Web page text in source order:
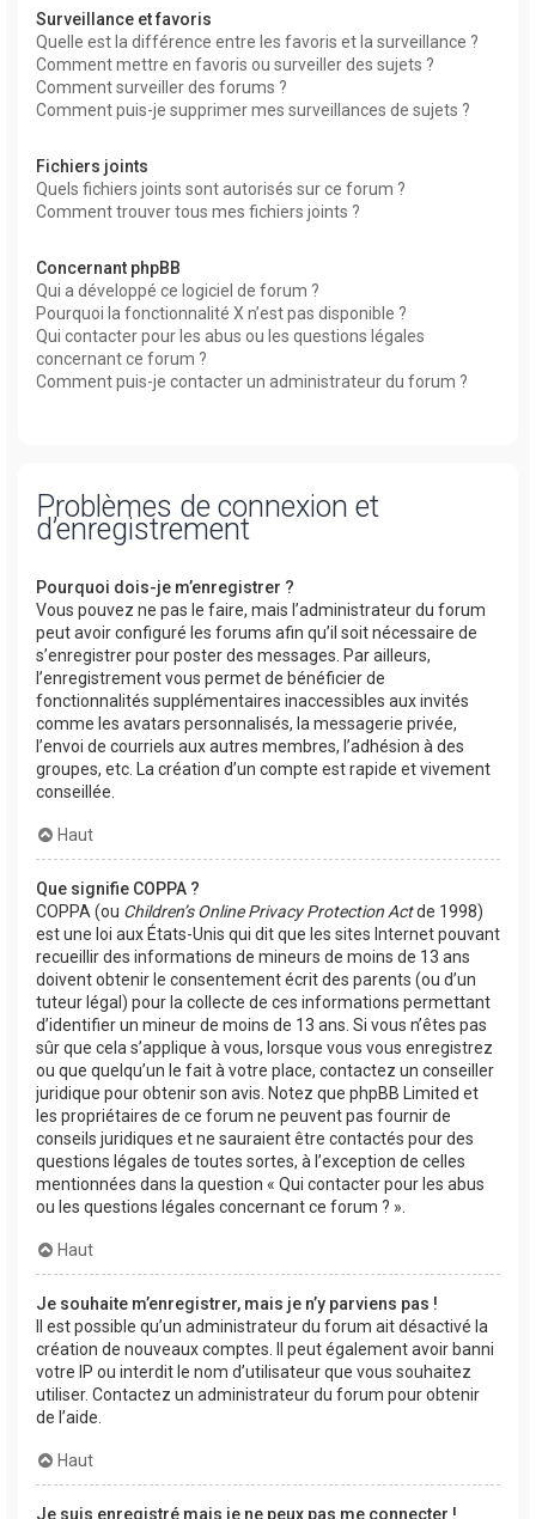
Surveillance et favoris
Quelle est la différence entre les favoris et la surveillance ?
Comment mettre en favoris ou surveiller des sujets ?
Comment surveiller des forums ?
Comment puis-je supprimer mes surveillances de sujets ?
Fichiers joints
Quels fichiers joints sont autorisés sur ce forum ?
Comment trouver tous mes fichiers joints ?
Concernant phpBB
Qui a développé ce logiciel de forum ?
Pourquoi la fonctionnalité X n’est pas disponible ?
Qui contacter pour les abus ou les questions légales
concernant ce forum ?
Comment puis-je contacter un administrateur du forum ?
Problèmes de connexion et
d’enregistrement
Pourquoi dois-je m’enregistrer ?
Vous pouvez ne pas le faire, mais l’administrateur du forum
peut avoir configuré les forums afin qu’il soit nécessaire de
s’enregistrer pour poster des messages. Par ailleurs,
l’enregistrement vous permet de bénéficier de
fonctionnalités supplémentaires inaccessibles aux invités
comme les avatars personnalisés, la messagerie privée,
l’envoi de courriels aux autres membres, l’adhésion à des
groupes, etc. La création d’un compte est rapide et vivement
conseillée.
Haut
Que signifie COPPA ?
COPPA (ou Children’s Online Privacy Protection Actde 1998)
est une loi aux États-Unis qui dit que les sites Internet pouvant
recueillir des informations de mineurs de moins de 13 ans
doivent obtenir le consentement écrit des parents (ou d’un
tuteur légal) pour la collecte de ces informations permettant
d’identifier un mineur de moins de 13 ans. Si vous n’êtes pas
sûr que cela s’applique à vous, lorsque vous vous enregistrez
ou que quelqu’un le fait à votre place, contactez un conseiller
juridique pour obtenir son avis. Notez que phpBB Limited et
les propriétaires de ce forum ne peuvent pas fournir de
conseils juridiques et ne sauraient être contactés pour des
questions légales de toutes sortes, à l’exception de celles
mentionnées dans la question « Qui contacter pour les abus
ou les questions légales concernant ce forum ? ».
Haut
Je souhaite m’enregistrer, mais je n’y parviens pas !
Il est possible qu’un administrateur du forum ait désactivé la
création de nouveaux comptes. Il peut également avoir banni
votre IP ou interdit le nom d’utilisateur que vous souhaitez
utiliser. Contactez un administrateur du forum pour obtenir
de l’aide.
Haut
Je suis enregistré mais je ne peux pas me connecter !